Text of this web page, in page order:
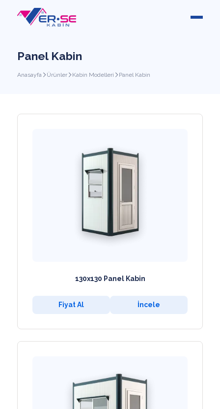
Panel Kabin
Anasayfa Ürünler Kabin Modelleri Panel Kabin
130x130 Panel Kabin
Fiyat Al İncele